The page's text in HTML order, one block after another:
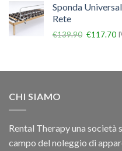
Sponda
Rete
€139.90 €117.70
CHI SIAMO
Rental Therapy una società
campo del noleggio di